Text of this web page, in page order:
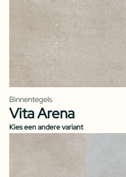
Binnentegels
Vita Arena
Kies een andere variant